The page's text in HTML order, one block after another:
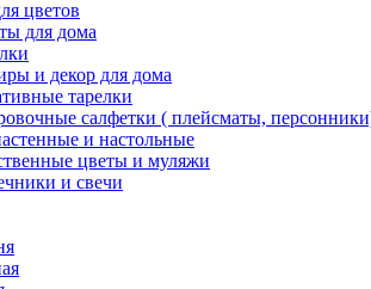
цветов
для дома
и декор для дома
тарелки
салфетки ( плейсматы,
и настольные
цветы и муляжи
и свечи